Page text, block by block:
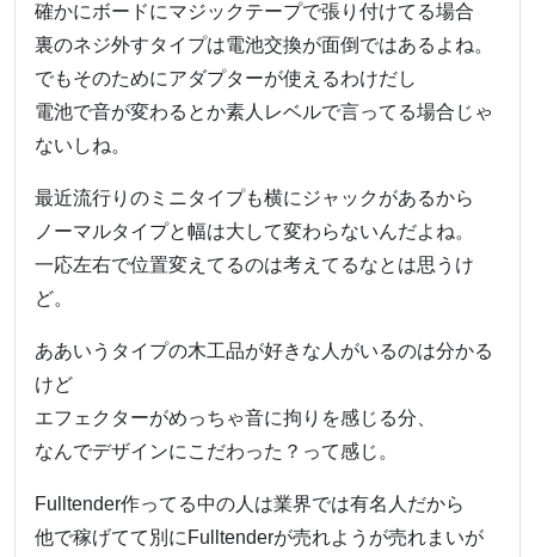
確かにボードにマジックテープで張り付けてる場合
裏のネジ外すタイプは電池交換が面倒ではあるよね。
でもそのためにアダプターが使えるわけだし
電池で音が変わるとか素人レベルで言ってる場合じゃ
ないしね。
最近流行りのミニタイプも横にジャックがあるから
ノーマルタイプと幅は大して変わらないんだよね。
一応左右で位置変えてるのは考えてるなとは思うけ
ど。
ああいうタイプの木工品が好きな人がいるのは分かる
けど
エフェクターがめっちゃ音に拘りを感じる分、
なんでデザインにこだわった？って感じ。
Fulltender作ってる中の人は業界では有名人だから
他で稼げてて別にFulltenderが売れようが売れまいが